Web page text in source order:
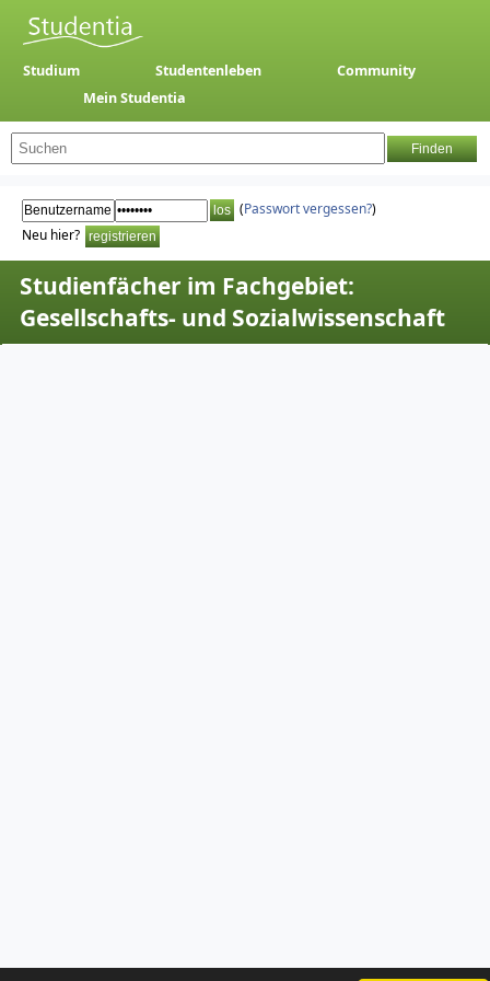
Studium Studentenleben
Community
Mein Studentia
(Passwort vergessen?)
Neu hier?
Studienfächer im Fachgebiet:
Gesellschafts- und Sozialwissenschaft